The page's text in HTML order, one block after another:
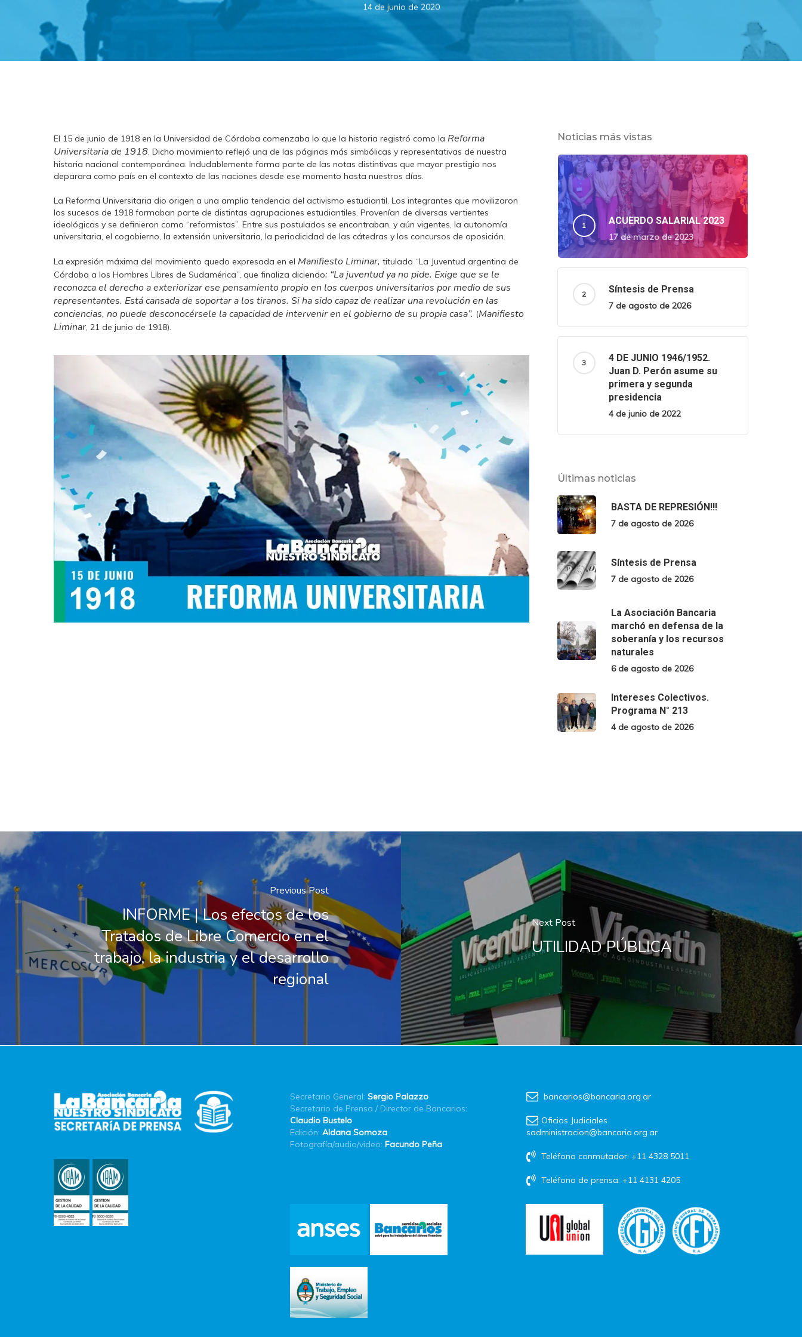
14 de junio de 2020
El 15 de junio de 1918 en la Universidad de Córdoba comenzaba lo que la historia registró como la Reforma
Universitaria de 1918. Dicho movimiento reflejó una de las páginas más simbólicas y representativas de nuestra
historia nacional contemporánea. Indudablemente forma parte de las notas distintivas que mayor prestigio nos
deparara como país en el contexto de las naciones desde ese momento hasta nuestros días.
La Reforma Universitaria dio origen a una amplia tendencia del activismo estudiantil. Los integrantes que movilizaron
los sucesos de 1918 formaban parte de distintas agrupaciones estudiantiles. Provenían de diversas vertientes
ideológicas y se definieron como “reformistas”. Entre sus postulados se encontraban, y aún vigentes, la autonomía
universitaria, el cogobierno, la extensión universitaria, la periodicidad de las cátedras y los concursos de oposición.
La expresión máxima del movimiento quedo expresada en el Manifiesto Liminar, titulado “La Juventud argentina de
Córdoba a los Hombres Libres de Sudamérica”, que finaliza diciendo: “La juventud ya no pide. Exige que se le
reconozca el derecho a exteriorizar ese pensamiento propio en los cuerpos universitarios por medio de sus
representantes. Está cansada de soportar a los tiranos. Si ha sido capaz de realizar una revolución en las
conciencias, no puede desconocérsele la capacidad de intervenir en el gobierno de su propia casa”. (Manifiesto
Liminar, 21 de junio de 1918).
Noticias más vistas
ACUERDO SALARIAL 2023
17 de marzo de 2023
Síntesis de Prensa
7 de agosto de 2026
4 DE JUNIO 1946/1952.
Juan D. Perón asume su
primera y segunda
presidencia
4 de junio de 2022
Últimas noticias
BASTA DE REPRESIÓN!!!
7 de agosto de 2026
Síntesis de Prensa
7 de agosto de 2026
La Asociación Bancaria
marchó en defensa de la
soberanía y los recursos
naturales
6 de agosto de 2026
Intereses Colectivos.
Programa N° 213
4 de agosto de 2026
Previous Post
INFORME | Los efectos de los
Tratados de Libre Comercio en el
trabajo, la industria y el desarrollo
regional
Next Post
UTILIDAD PÚBLICA
Secretario General: Sergio Palazzo
Secretario de Prensa / Director de Bancarios:
Claudio Bustelo
Edición: Aldana Somoza
Fotografía/audio/video: Facundo Peña
bancarios@bancaria.org.ar
Oficios Judiciales
sadministracion@bancaria.org.ar
Teléfono conmutador: +11 4328 5011
Teléfono de prensa: +11 4131 4205